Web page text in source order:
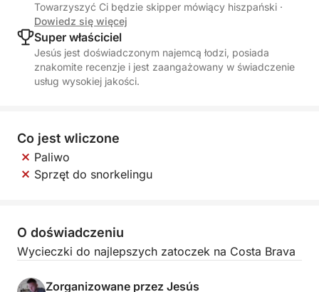
Towarzyszyć Ci będzie skipper mówiący hiszpański ·
Dowiedz się więcej
Super właściciel
Jesús jest doświadczonym najemcą łodzi, posiada
znakomite recenzje i jest zaangażowany w świadczenie
usług wysokiej jakości.
Co jest wliczone
Paliwo
Sprzęt do snorkelingu
O doświadczeniu
Wycieczki do najlepszych zatoczek na Costa Brava
Zorganizowane przez Jesús